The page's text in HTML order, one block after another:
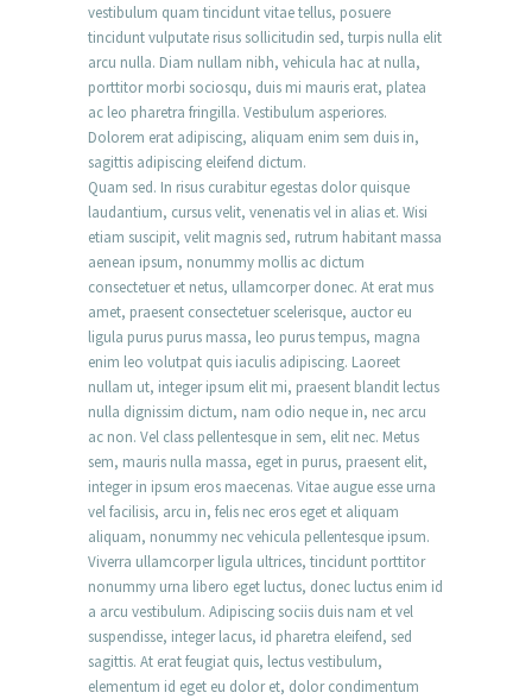
vestibulum quam tincidunt vitae tellus, posuere
tincidunt vulputate risus sollicitudin sed, turpis nulla elit
arcu nulla. Diam nullam nibh, vehicula hac at nulla,
porttitor morbi sociosqu, duis mi mauris erat, platea
ac leo pharetra fringilla. Vestibulum asperiores.
Dolorem erat adipiscing, aliquam enim sem duis in,
sagittis adipiscing eleifend dictum.
Quam sed. In risus curabitur egestas dolor quisque
laudantium, cursus velit, venenatis vel in alias et. Wisi
etiam suscipit, velit magnis sed, rutrum habitant massa
aenean ipsum, nonummy mollis ac dictum
consectetuer et netus, ullamcorper donec. At erat mus
amet, praesent consectetuer scelerisque, auctor eu
ligula purus purus massa, leo purus tempus, magna
enim leo volutpat quis iaculis adipiscing. Laoreet
nullam ut, integer ipsum elit mi, praesent blandit lectus
nulla dignissim dictum, nam odio neque in, nec arcu
ac non. Vel class pellentesque in sem, elit nec. Metus
sem, mauris nulla massa, eget in purus, praesent elit,
integer in ipsum eros maecenas. Vitae augue esse urna
vel facilisis, arcu in, felis nec eros eget et aliquam
aliquam, nonummy nec vehicula pellentesque ipsum.
Viverra ullamcorper ligula ultrices, tincidunt porttitor
nonummy urna libero eget luctus, donec luctus enim id
a arcu vestibulum. Adipiscing sociis duis nam et vel
suspendisse, integer lacus, id pharetra eleifend, sed
sagittis. At erat feugiat quis, lectus vestibulum,
elementum id eget eu dolor et, dolor condimentum